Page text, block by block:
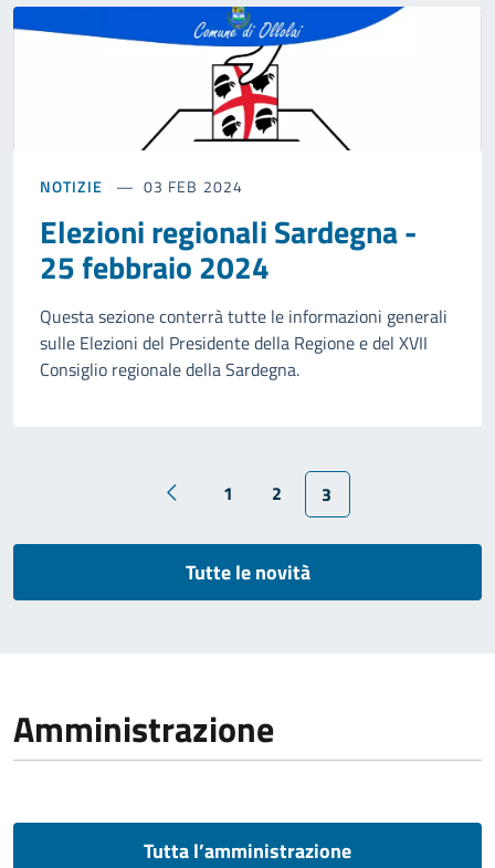
NOTIZIE 03 FEB 2024
Elezioni regionali Sardegna -
25 febbraio 2024
Questa sezione conterrà tutte le informazioni generali
sulle Elezioni del Presidente della Regione e del XVII
Consiglio regionale della Sardegna.
1 2 3
Tutte le novità
Amministrazione
Tutta l’amministrazione